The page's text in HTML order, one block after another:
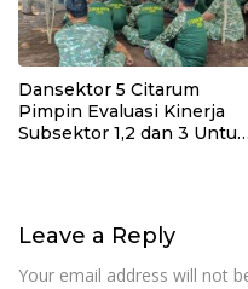
Dansektor 5 Citarum
Pimpin Evaluasi Kinerja
Subsektor 1,2 dan 3 Untuk
Leave a Reply
Your email address will not